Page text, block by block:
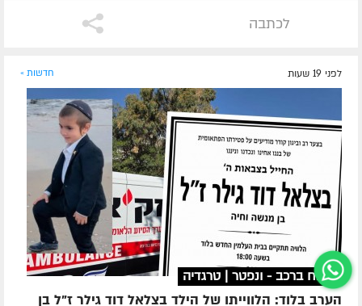
לכתבה
לפני 19 שעות חדשות »
נשכח ברכב - ונפטר | טרגדיה
הערב בלוד: הלווייתו של הילד בצלאל דוד גילר ז"ל בן